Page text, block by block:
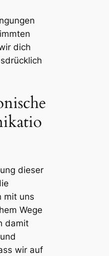
dich
dieser
mit uns
Wege
damit
wir auf